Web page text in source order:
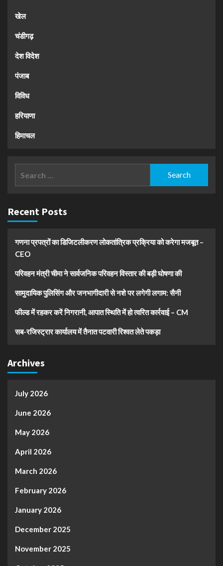
खेल
चंडीगढ़
देश विदेश
पंजाब
विविध
हरियाणा
हिमाचल
Recent Posts
गणना प्रपत्रों का डिजिटलीकरण लोकतांत्रिक प्रक्रिया को करेगा मजबूत –
CEO
परिवहन मंत्री चीमा ने सार्वजनिक परिवहन विस्तार की बड़ी घोषणा की
सामुदायिक पुलिसिंग और जनभागीदारी से नशे पर लगेगी लगाम: सैनी
फील्ड में रहकर करें निगरानी, आपात स्थिति में हो त्वरित कार्रवाई – CM
सब-रजिस्ट्रार कार्यालय में तैनात पटवारी रिश्वत लेते पकड़ा
Archives
July 2026
June 2026
May 2026
April 2026
March 2026
February 2026
January 2026
December 2025
November 2025